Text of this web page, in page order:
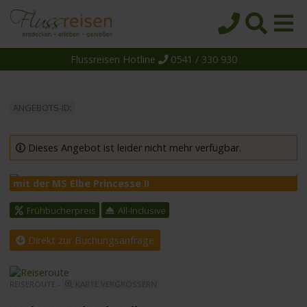
Reiseziele
Themen
Reedereien
Schiffe
Über uns
Wissen
Suche
Flussreisen Hotline 0541 / 330 930
ANGEBOTS-ID:
Dieses Angebot ist leider nicht mehr verfügbar.
mit der MS Elbe Princesse II
Frühbucherpreis All-Inclusive
Direkt zur Buchungsanfrage
REISEROUTE -